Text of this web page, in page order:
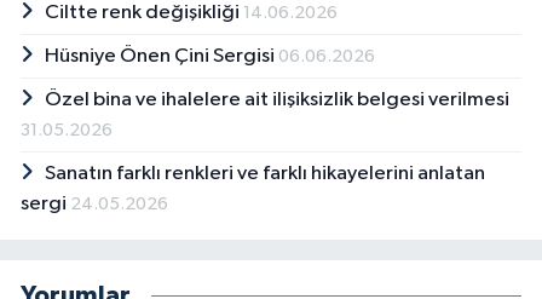
Ciltte renk değişikliği 14.06.2026
Hüsniye Önen Çini Sergisi 06.06.2026
Özel bina ve ihalelere ait ilişiksizlik belgesi verilmesi
31.05.2026
Sanatın farklı renkleri ve farklı hikayelerini anlatan
sergi 24.05.2026